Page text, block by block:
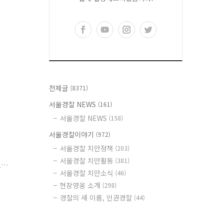
전체글 (8371)
서울경찰 NEWS (161)
서울경찰 NEWS (158)
서울경찰이야기 (972)
서울경찰 치안정책 (203)
서울경찰 치안활동 (381)
서울경찰 치안소식 (46)
현장영웅 소개 (298)
경찰의 새 이름, 인권경찰 (44)